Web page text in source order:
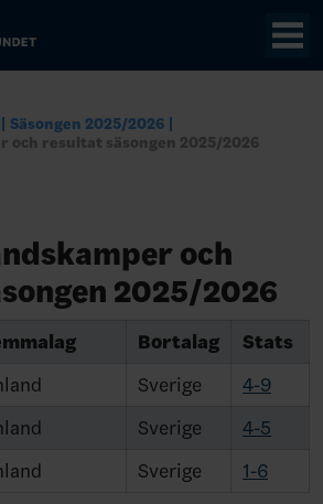
Säsongen 2025/2026
och resultat säsongen 2025/2026
och
2025/2026
Bortalag
Stats
Sverige
4-9
Sverige
4-5
Sverige 1-6